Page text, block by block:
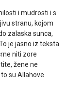
i mudrosti i s
stranu, kojom
zalaska sunca,
je jasno iz teksta
niti zore
žene ne
su Allahove